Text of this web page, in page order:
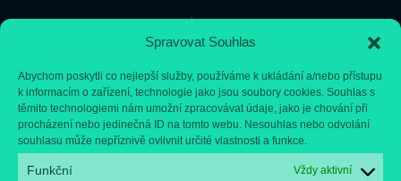
Spravovat Souhlas
Abychom poskytli co nejlepší služby, používáme k ukládání a/nebo přístupu
k informacím o zařízení, technologie jako jsou soubory cookies. Souhlas s
těmito technologiemi nám umožní zpracovávat údaje, jako je chování při
procházení nebo jedinečná ID na tomto webu. Nesouhlas nebo odvolání
souhlasu může nepříznivě ovlivnit určité vlastnosti a funkce.
Funkční Vždy aktivní
+420 224 431 111
Databox: nk8bxj3